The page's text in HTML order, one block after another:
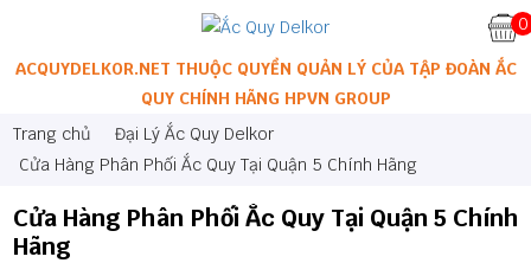
0
ACQUYDELKOR.NET THUỘC QUYỀN QUẢN LÝ CỦA TẬP ĐOÀN ẮC
QUY CHÍNH HÃNG HPVN GROUP
Trang chủ
Đại Lý Ắc Quy Delkor
Cửa Hàng Phân Phối Ắc Quy Tại Quận 5 Chính Hãng
Cửa Hàng Phân Phối Ắc Quy Tại Quận 5 Chính
Hãng